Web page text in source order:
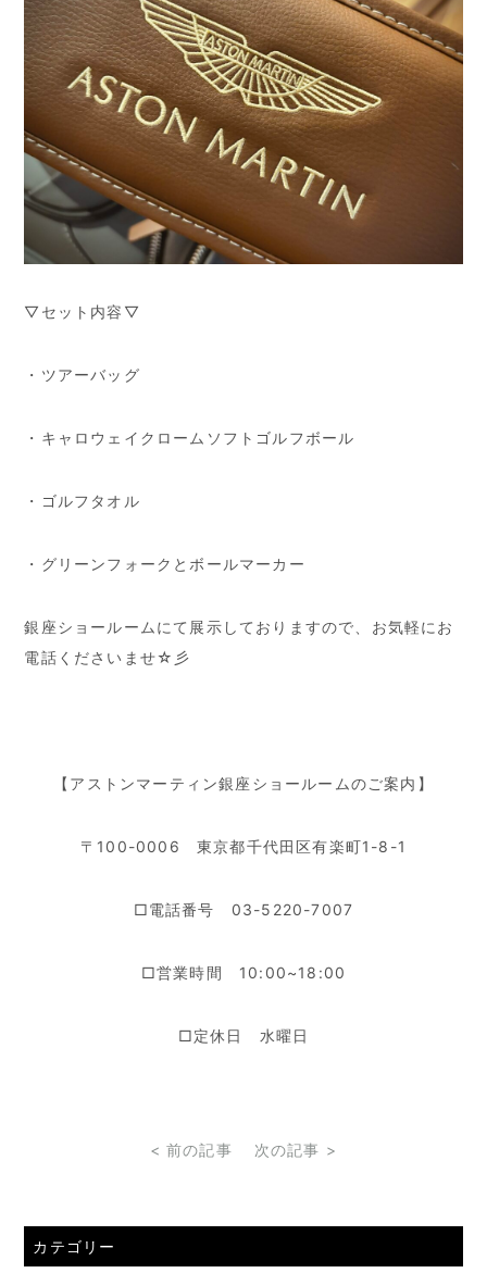
▽セット内容▽
・ツアーバッグ
・キャロウェイクロームソフトゴルフボール
・ゴルフタオル
・グリーンフォークとボールマーカー
銀座ショールームにて展示しておりますので、お気軽にお
電話くださいませ☆彡
【アストンマーティン銀座ショールームのご案内】
〒100-0006 東京都千代田区有楽町1-8-1
□電話番号 03-5220-7007
□営業時間 10:00~18:00
□定休日 水曜日
< 前の記事 次の記事 >
カテゴリー